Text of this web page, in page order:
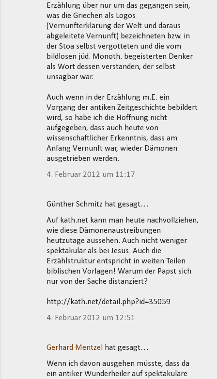
Erzählung über nur um das gegangen sein,
was die Griechen als Logos
(Vernunfterklärung der Welt und daraus
abgeleitete Vernunft) bezeichneten bzw. in
der Stoa selbst vergotteten und die vom
bildlosen jüd. Monoth. begeisterten Denker
als Wort dessen verstanden, der selbst
unsagbar war.
Auch wenn in der Erzählung m.E. ein
Vorgang der antiken Zeitgeschichte bebildert
wird, so habe ich die Hoffnung nicht
aufgegeben, dass auch heute von
wissenschaftlicher Erkenntnis, dass am
Anfang Vernunft war, wieder Dämonen
ausgetrieben werden.
4. Februar 2012 um 11:17
Günther Schmitz hat gesagt…
Auf kath.net kann man heute nachvollziehen,
wie diese Dämonenaustreibungen
heutzutage aussehen. Auch nicht weniger
spektakulär als bei Jesus. Auch die
Erzählstruktur entspricht in weiten Teilen
biblischen Vorlagen! Warum der Papst sich
nur von der Sache distanziert?
http://kath.net/detail.php?id=35059
4. Februar 2012 um 12:51
Gerhard Mentzel
hat gesagt…
Wenn ich davon ausgehen müsste, dass da
ein antiker Wunderheiler auf spektakuläre